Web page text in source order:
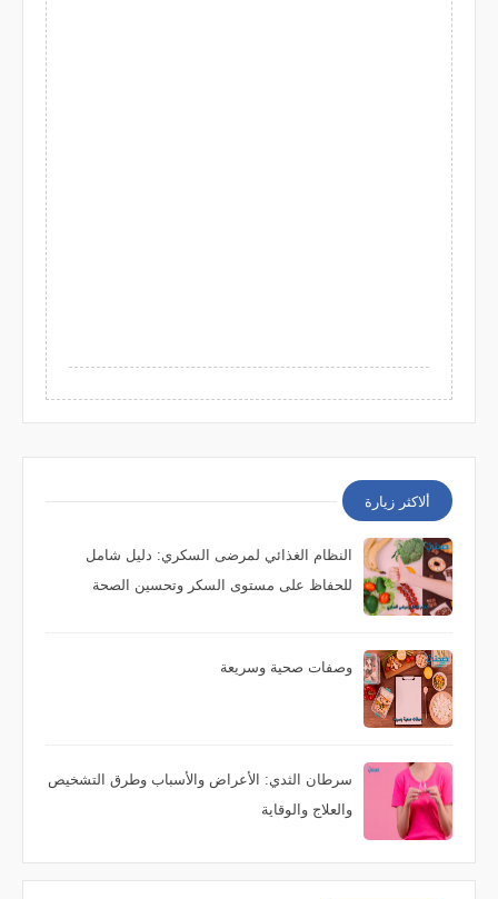
ألاكثر زيارة
النظام الغذائي لمرضى السكري: دليل شامل
للحفاظ على مستوى السكر وتحسين الصحة
وصفات صحية وسريعة
سرطان الثدي: الأعراض والأسباب وطرق التشخيص
والعلاج والوقاية